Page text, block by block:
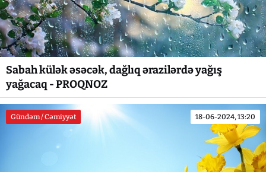
Sabah külək əsəcək, dağlıq ərazilərdə yağış
yağacaq - PROQNOZ
Gündəm / Cəmiyyət 18-06-2024, 13:20